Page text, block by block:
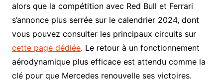
alors que la compétition avec Red Bull et Ferrari
s’annonce plus serrée sur le calendrier 2024, dont
vous pouvez consulter les principaux circuits sur
cette page dédiée. Le retour à un fonctionnement
aérodynamique plus efficace est attendu comme la
clé pour que Mercedes renouvelle ses victoires.